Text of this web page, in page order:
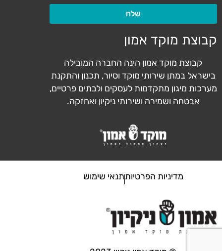
שלח
קבוצת מוקד אמון
קבוצת מוקד אמון הינה החברה המובילה
בישראל במתן שירותי מוקד וסיור, תכנון והתקנת
מערכות מיגון מתקדמות לעסקים ולבתים פרטיים,
אבטחה ושמירה ושירותי ניקיון ואחזקה.
מדיניות הפרטיותתנאי שימוש